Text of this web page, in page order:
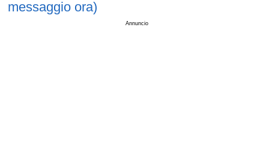
messaggio ora)
Annuncio